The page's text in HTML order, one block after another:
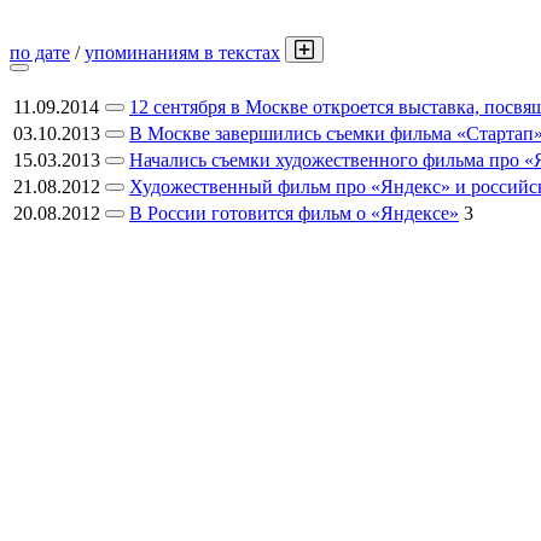
по дате /упоминаниям в текстах
11.09.2014
12 сентября в Москве откроется выставка,
03.10.2013
В Москве завершились съемки фильма
15.03.2013
Начались съемки художественного фильма про
21.08.2012
Художественный фильм про «Яндекс» и
20.08.2012
В России готовится фильм о «Яндексе» 3